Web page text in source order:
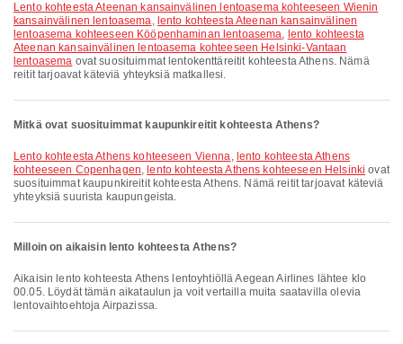
lento kohteesta Ateenan kansainvälinen lentoasema kohteeseen Wienin
kansainvälinen lentoasema, lento kohteesta Ateenan kansainvälinen
lentoasema kohteeseen Kööpenhaminan lentoasema, lento kohteesta
Ateenan kansainvälinen lentoasema kohteeseen Helsinki-Vantaan
lentoasema ovat suosituimmat lentokenttäreitit kohteesta Athens. Nämä
reitit tarjoavat käteviä yhteyksiä matkallesi.
Mitkä ovat suosituimmat kaupunkireitit kohteesta Athens?
lento kohteesta Athens kohteeseen Vienna, lento kohteesta Athens
kohteeseen Copenhagen, lento kohteesta Athens kohteeseen Helsinki ovat
suosituimmat kaupunkireitit kohteesta Athens. Nämä reitit tarjoavat käteviä
yhteyksiä suurista kaupungeista.
Milloin on aikaisin lento kohteesta Athens?
Aikaisin lento kohteesta Athens lentoyhtiöllä Aegean Airlines lähtee klo
00.05. Löydät tämän aikataulun ja voit vertailla muita saatavilla olevia
lentovaihtoehtoja Airpazissa.